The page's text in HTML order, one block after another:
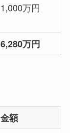
1,000万円
6,280万円
金額